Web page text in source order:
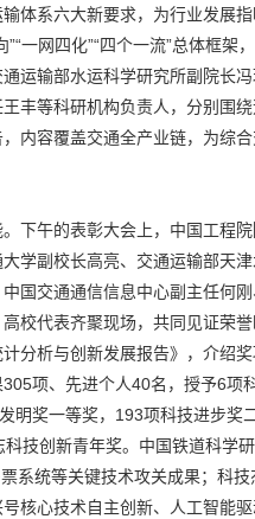
体系六大新要求，为行业发展
一网四化”“四个一流”总体框
运输部水运科学研究所副院长
丰等科研机构负责人，分别围
内容覆盖交通全产业链，为综
下午的表彰大会上，中国工程
学副校长高亮、交通运输部天
国交通通信信息中心副主任何
校代表齐聚现场，共同见证荣
计分析与创新发展报告》，介绍
项、先进个人40名，授予6项
明奖一等奖，193项科技进步奖
技创新青年奖。中国铁道科学
系统等关键技术攻关成果；科
核心技术自主创新、人工智能